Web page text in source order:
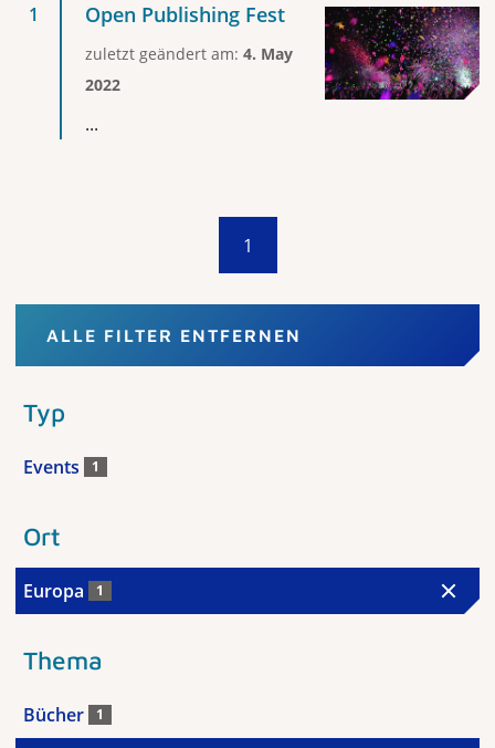
Open Publishing Fest
zuletzt geändert am: 4. May
2022
...
1
ALLE FILTER ENTFERNEN
Typ
Events 1
Ort
Europa 1
Thema
Bücher 1